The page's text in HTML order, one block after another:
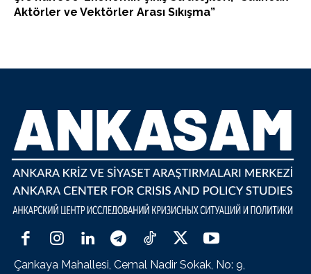
Aktörler ve Vektörler Arası Sıkışma”
Çankaya Mahallesi, Cemal Nadir Sokak, No: 9,